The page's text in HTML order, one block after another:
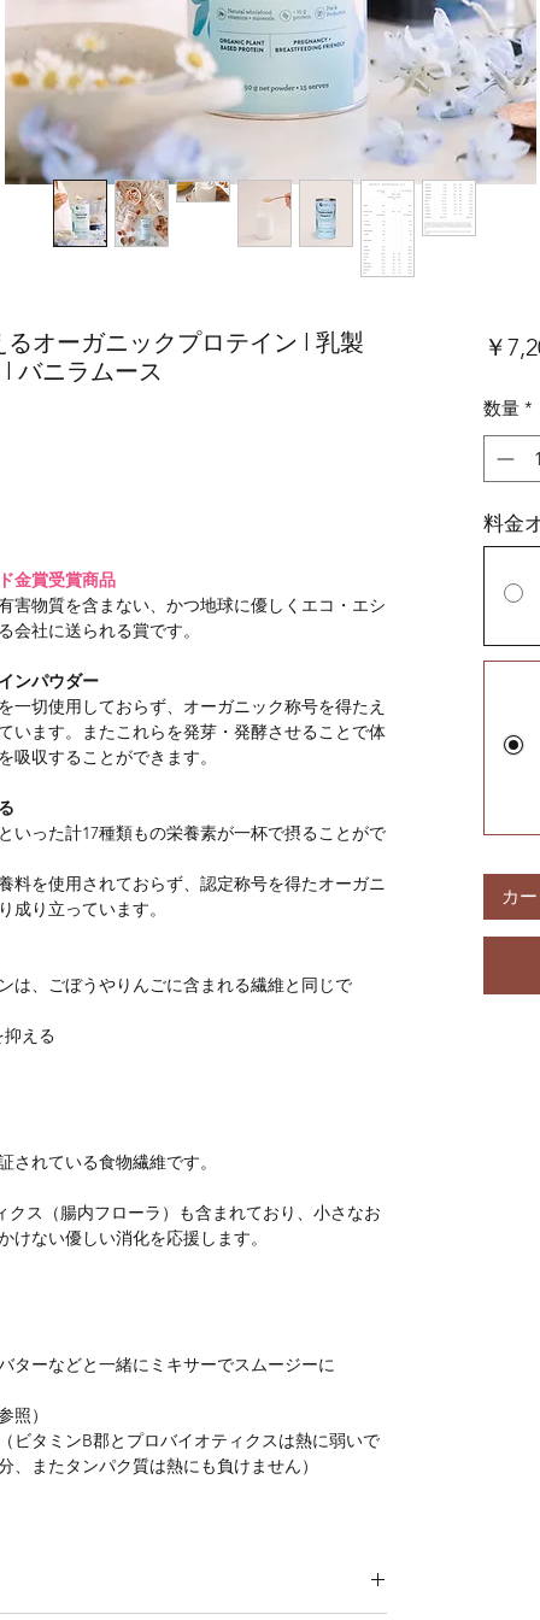
オーガニックプロテイン l 乳製
バニラムース
金賞受賞商品
害物質を含まない、かつ地球に優しくエコ・エシ
会社に送られる賞です。
ンパウダー
一切使用しておらず、オーガニック称号を得たえ
います。またこれらを発芽・発酵させることで体
吸収することができます。
いった計17種類もの栄養素が一杯で摂ることがで
料を使用されておらず、認定称号を得たオーガニ
成り立っています。
は、ごぼうやりんごに含まれる繊維と同じで
える
されている食物繊維です。
クス（腸内フローラ）も含まれており、小さなお
ない優しい消化を応援します。
ターなどと一緒にミキサーでスムージーに
照）
ビタミンB郡とプロバイオティクスは熱に弱いで
またタンパク質は熱にも負けません）
￥
数量 *
料金
カ